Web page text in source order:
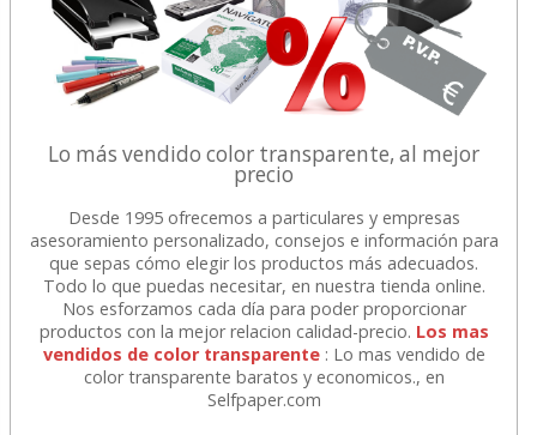
Lo más vendido color transparente, al mejor
precio
Desde 1995 ofrecemos a particulares y empresas
asesoramiento personalizado, consejos e información para
que sepas cómo elegir los productos más adecuados.
Todo lo que puedas necesitar, en nuestra tienda online.
Nos esforzamos cada día para poder proporcionar
productos con la mejor relacion calidad-precio. Los mas
vendidos de color transparente: Lo mas vendido de
color transparente baratos y economicos., en
Selfpaper.com